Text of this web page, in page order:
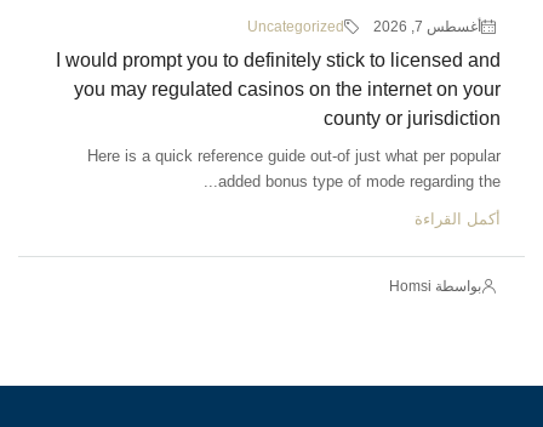
أغسطس 7, 2026 Uncategorized
I would prompt you to definitely stick to licensed and
you may regulated casinos on the internet on your
county or jurisdiction
Here is a quick reference guide out-of just what per popular
added bonus type of mode regarding the...
أكمل القراءة
بواسطة Homsi